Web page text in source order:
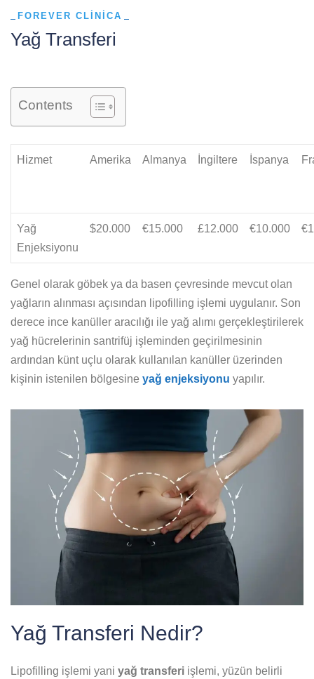
FOREVER CLINICA
Yağ Transferi
Contents
Hizmet Amerika Almanya İngiltere İspanya
Yağ
Enjeksiyonu
$20.000 €15.000 £12.000 €10.000
Genel olarak göbek ya da basen çevresinde mevcut olan
yağların alınması açısından lipofilling işlemi uygulanır. Son
derece ince kanüller aracılığı ile yağ alımı gerçekleştirilerek
yağ hücrelerinin santrifüj işleminden geçirilmesinin
ardından künt uçlu olarak kullanılan kanüller üzerinden
kişinin istenilen bölgesine yağ enjeksiyonu yapılır.
Yağ Transferi Nedir?
Lipofilling işlemi yani yağ transferi işlemi, yüzün belirli